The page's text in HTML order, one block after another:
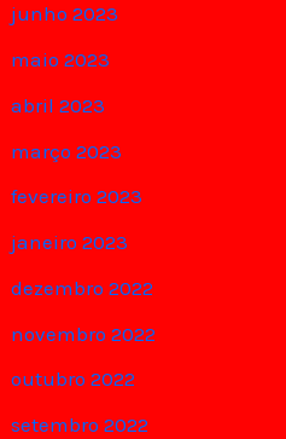
junho 2023
maio 2023
abril 2023
março 2023
fevereiro 2023
janeiro 2023
dezembro 2022
novembro 2022
outubro 2022
setembro 2022